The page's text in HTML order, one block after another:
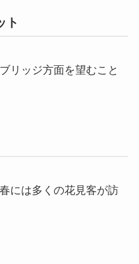
ト
リッジ方面を望むこと
には多くの花見客が訪